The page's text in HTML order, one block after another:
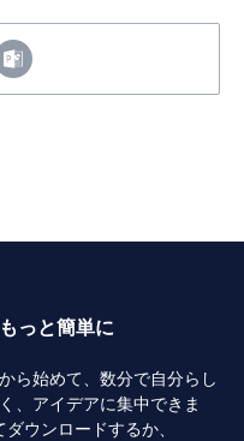
っと簡単に
ら始めて、数分で自分らし
、アイデアに集中できま
ウンロードするか、